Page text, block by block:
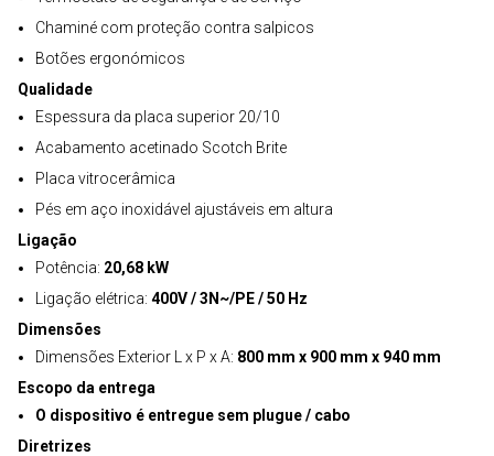
Chaminé com proteção contra salpicos
Botões ergonómicos
Qualidade
Espessura da placa superior 20/10
Acabamento acetinado Scotch Brite
Placa vitrocerâmica
Pés em aço inoxidável ajustáveis em altura
Ligação
Potência: 20,68 kW
Ligação elétrica: 400V / 3N~/PE / 50 Hz
Dimensões
Dimensões Exterior L x P x A: 800 mm x 900 mm x 940 mm
Escopo da entrega
O dispositivo é entregue sem plugue / cabo
Diretrizes